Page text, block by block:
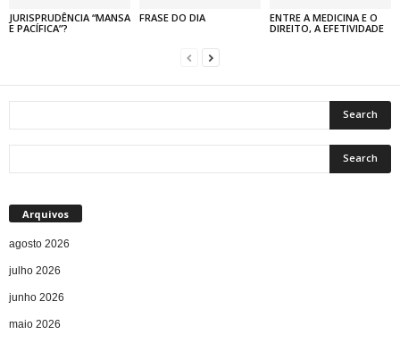
JURISPRUDÊNCIA “MANSA
E PACÍFICA”?
FRASE DO DIA
ENTRE A MEDICINA E O
DIREITO, A EFETIVIDADE
Arquivos
agosto 2026
julho 2026
junho 2026
maio 2026